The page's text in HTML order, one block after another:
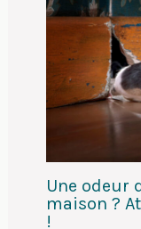
Une odeur
maison ?
!